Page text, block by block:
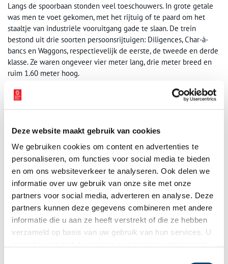
Deze website maakt gebruik van cookies
We gebruiken cookies om content en advertenties te
personaliseren, om functies voor social media te bieden
en om ons websiteverkeer te analyseren. Ook delen we
informatie over uw gebruik van onze site met onze
partners voor social media, adverteren en analyse. Deze
partners kunnen deze gegevens combineren met andere
informatie die u aan ze heeft verstrekt of die ze hebben
verzameld op basis van uw gebruik van hun services. U
Langs de spoorbaan stonden veel toeschouwers. In grote getale
was men te voet gekomen, met het rijtuig of te paard om het
staaltje van industriële vooruitgang gade te slaan. De trein
bestond uit drie soorten persoonsrijtuigen: Diligences, Char-à-
bancs en Waggons, respectievelijk de eerste, de tweede en derde
klasse. Ze waren ongeveer vier meter lang, drie meter breed en
ruim 1.60 meter hoog.